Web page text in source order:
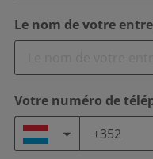
Le nom de votre
Votre numéro de